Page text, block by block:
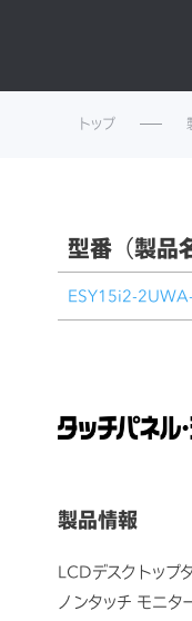
トップ
型番（製品
ESY15i2-
製品情報
LCDデスクトップ
ノンタッチ モニタ